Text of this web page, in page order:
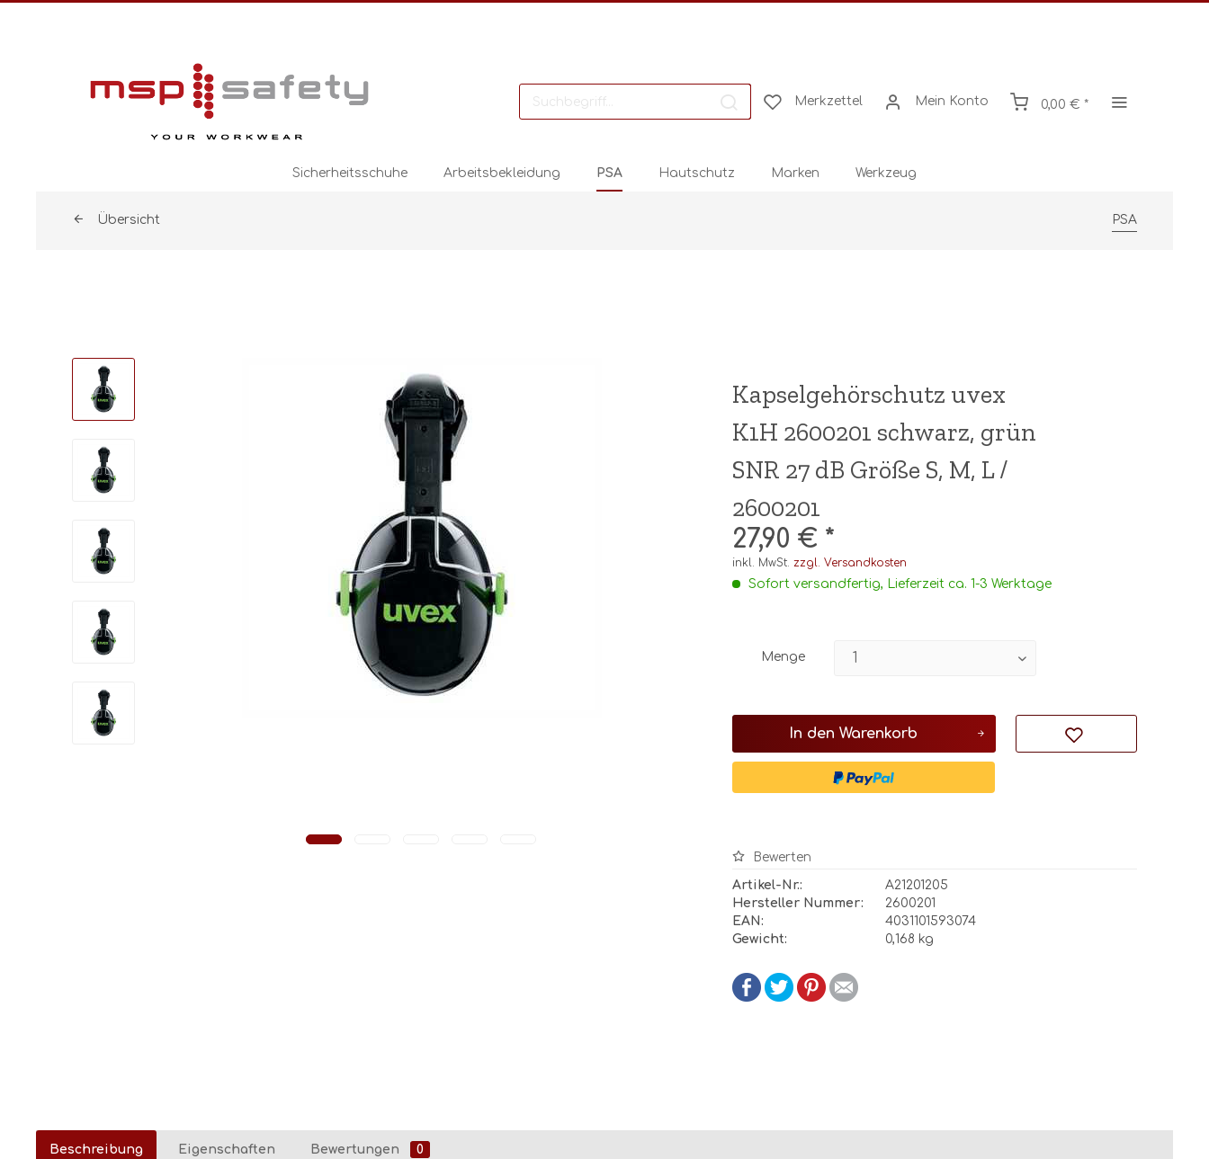
Merkzettel Mein Konto 0,00 € *
Sicherheitsschuhe Arbeitsbekleidung PSA Hautschutz Marken Werkzeug
Übersicht PSA
Kapselgehörschutz uvex
K1H 2600201 schwarz, grün
SNR 27 dB Größe S, M, L /
2600201
27,90 € *
inkl. MwSt.zzgl. Versandkosten
Sofort versandfertig, Lieferzeit ca. 1-3 Werktage
Menge
In den Warenkorb
Bewerten
Artikel-Nr.:
A21201205
Hersteller Nummer:
2600201
EAN:
4031101593074
Gewicht:
0,168 kg
Beschreibung Eigenschaften Bewertungen 0